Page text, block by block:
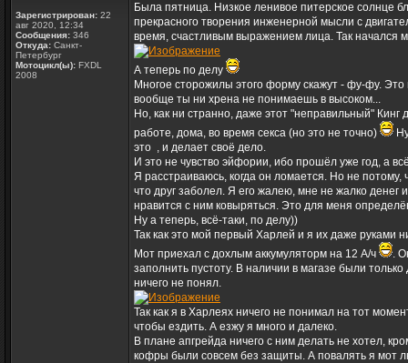
Зарегистрирован: 22
авг 2020, 12:34
Сообщения: 346
Откуда: Санкт-
Петербург
Мотоцикл(ы): FXDL
2008
Была пятница. Низкое ленивое питерское солнце
прекрасного творения инженерной мысли с
время, счастливым выражением лица. Так начался
А теперь по делу
Многое сторожилы этого форму скажут - фу-фу. Это
вообще ты ни хрена не понимаешь в высоком...
Но, как ни странно, даже этот "неправильный"
работе, дома, во время секса (но это не точно)
это , и делает своё дело.
И это не чувство эйфории, ибо прошёл уже год, а
Я расстраиваюсь, когда он ломается. Но не
что друг заболел. Я его жалею, мне не жалко денег
нравится с ним ковыряться. Это для меня
Ну а теперь, всё-таки, по делу))
Так как это мой первый Харлей и я их даже руками
Мот приехал с дохлым аккумуляторм на 12 А/ч
.
заполнить пустоту. В наличии в магазе были
ничего не понял.
Так как я в Харлеях ничего не понимал на тот
чтобы ездить. А езжу я много и далеко.
В плане апгрейда ничего с ним делать не хотел,
кофры были совсем без защиты. А повалять я мот